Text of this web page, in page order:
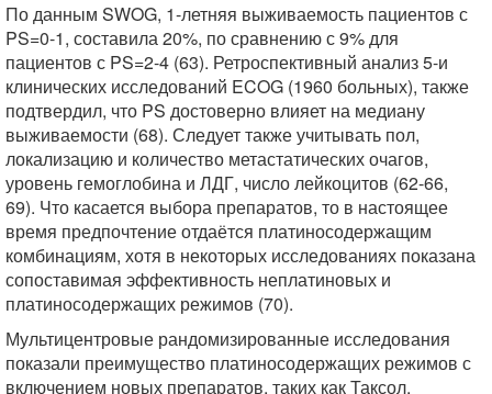
По данным SWOG, 1-летняя выживаемость пациентов с
PS=0-1, составила 20%, по сравнению с 9% для
пациентов с PS=2-4 (63). Ретроспективный анализ 5-и
клинических исследований ECOG (1960 больных), также
подтвердил, что PS достоверно влияет на медиану
выживаемости (68). Следует также учитывать пол,
локализацию и количество метастатических очагов,
уровень гемоглобина и ЛДГ, число лейкоцитов (62-66,
69). Что касается выбора препаратов, то в настоящее
время предпочтение отдаётся платиносодержащим
комбинациям, хотя в некоторых исследованиях показана
сопоставимая эффективность неплатиновых и
платиносодержащих режимов (70).
Мультицентровые рандомизированные исследования
показали преимущество платиносодержащих режимов с
включением новых препаратов, таких как Таксол,